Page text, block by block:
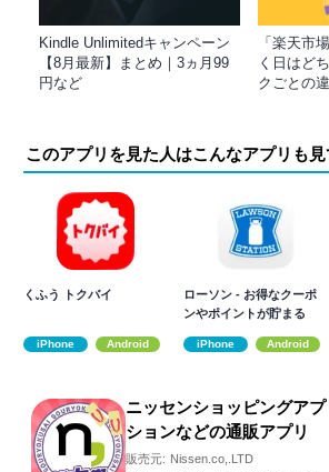
Kindle Unlimitedキャンペーン
【8月最新】まとめ｜3ヵ月99
円など
「楽天市
く日はど
クごとの
このアプリを見た人はこんなアプリも
くふう トクバイ
iPhone Android
ローソン - お得なクーポ
ンやポイントが貯まる
iPhone Android
ニッセンショッピングアプ
ションなどの通販アプリ
販売元: Nissen.co,.LTD